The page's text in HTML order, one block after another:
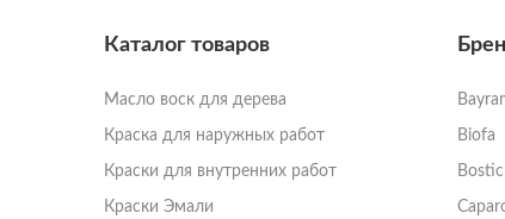
Каталог товаров
Масло воск для дерева
Краска для наружных работ
Краски для внутренних работ
Краски Эмали
Biofa
Bostic